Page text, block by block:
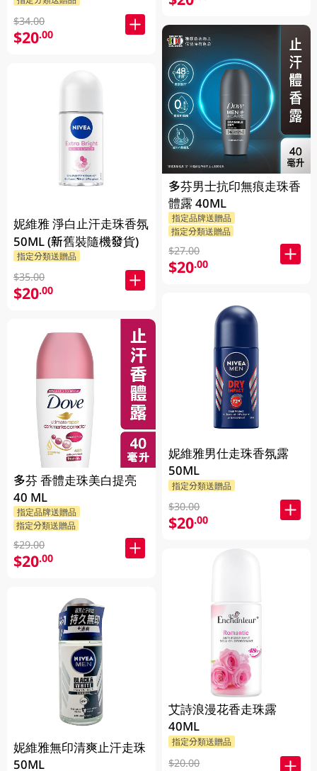
$34.00
$20.00
妮維雅 淨白止汗走珠香氛
50ML (新舊裝隨機發貨)
指定分類送贈品
$35.00
$20.00
多芬 香體走珠美白提亮
40 ML
指定品牌送贈品
指定分類送贈品
$29.00
$20.00
妮維雅無印清爽止汗走珠
50ML
多芬男士抗印無痕走珠香
體露 40ML
指定品牌送贈品
指定分類送贈品
$27.00
$20.00
妮維雅男仕走珠香氛露
50ML
指定分類送贈品
$30.00
$20.00
艾詩浪漫花香走珠露
40ML
指定分類送贈品
$20.00